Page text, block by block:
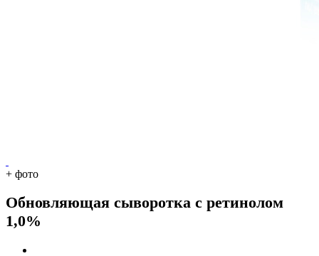
+ фото
Обновляющая сыворотка с ретинолом
1,0%